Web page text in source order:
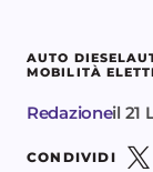
AUTO DIESEL
MOBILITÀ
Redazioneil 21
CONDIVIDI